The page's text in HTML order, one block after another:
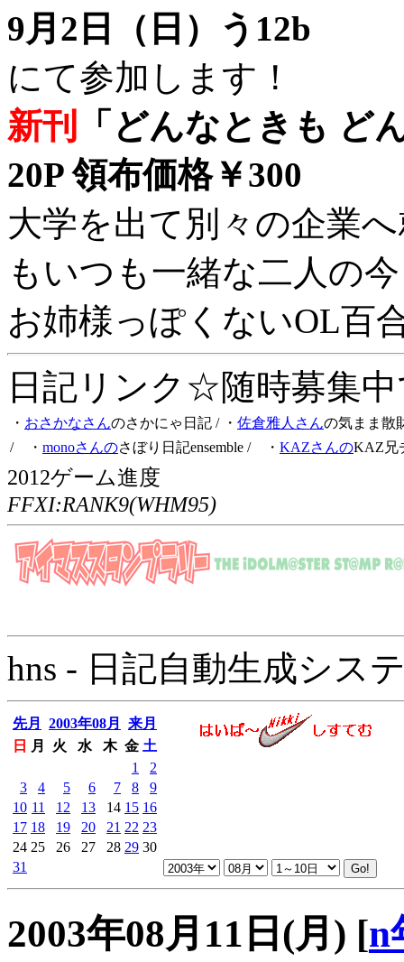
9月2日（日）う12b
にて参加します！
新刊
「どんなときも ど
20P 領布価格￥300
大学を出て別々の企業
もいつも一緒な二人の
お姉様っぽくないOL百
日記リンク☆随時募集
・ おさかなさんのさかにゃ日記 / ・ 佐倉雅人さんの気まま散
/ ・ monoさんのさぼり日記ensemble / ・ KAZさんのKAZ兄
2012ゲーム進度
FFXI:RANK9(WHM95)
hns - 日記自動生成シス
先月 2003年08月
来月
日
月 火 水 木 金 土
1
2
3
4 5 6 7 8
9
10 11 12 13 14 15 16
17 18 19 20 21 22 23
24 25 26 27 28 29 30
31
2003年08月11日(月) [n